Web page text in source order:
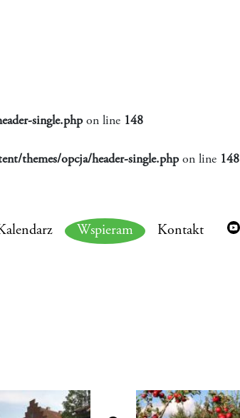
single.phpon line 148
themes/opcja/header-single.phpon line 148
Wspieram Kontakt